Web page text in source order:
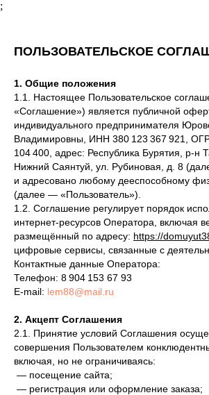
;
ПОЛЬЗОВАТЕЛЬСКОЕ
1. Общие положения
1.1. Настоящее Пользовательское
«Соглашение») является публичной
индивидуального предпринимателя
Владимировны, ИНН 380 123 367 921,
104 400, адрес: Республика Бурятия, р-н
Нижний Саянтуй, ул. Рубиновая, д. 8
и адресовано любому дееспособному
(далее — «Пользователь»).
1.2. Соглашение регулирует порядок
интернет-ресурсов Оператора, включая
размещённый по адресу: https://
цифровые сервисы, связанные с
Контактные данные Оператора:
Телефон: 8 904 153 67 93
E-mail: lem88@mail.ru
2. Акцепт Соглашения
2.1. Принятие условий Соглашения
совершения Пользователем
включая, но не ограничиваясь:
— посещение сайта;
— регистрация или оформление заказа;